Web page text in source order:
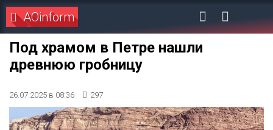
AOinform
Под храмом в Петре нашли
древнюю гробницу
26.07.2025 в 08:36 297